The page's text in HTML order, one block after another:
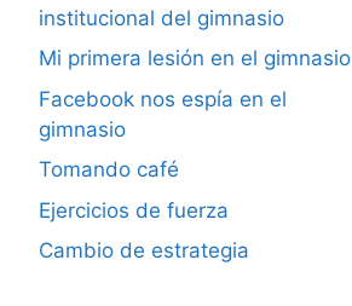
institucional del gimnasio
Mi primera lesión en el gimnasio
Facebook nos espía en el
gimnasio
Tomando café
Ejercicios de fuerza
Cambio de estrategia